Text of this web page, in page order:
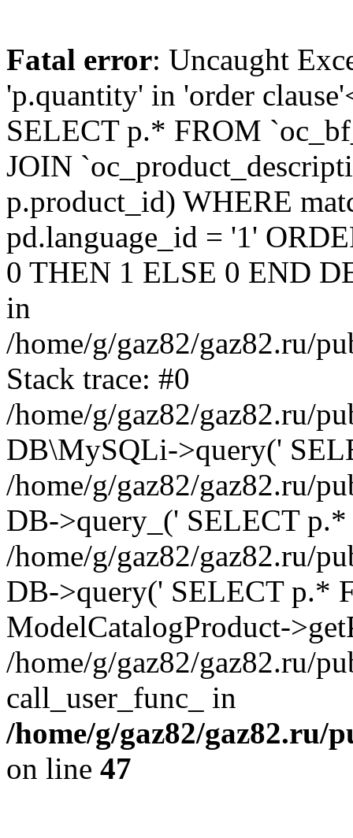
Fatal error: Uncaught
'p.quantity' in 'order
SELECT p.* FROM
JOIN
p.product_id) WHERE
pd.language_id = '1'
0 THEN 1 ELSE 0 END
in
/home/g/gaz82/gaz82.ru/
Stack trace: #0
/home/g/gaz82/gaz82.ru/
DB\MySQLi->query('
/home/g/gaz82/gaz82.ru/
DB->query_(' SELECT
/home/g/gaz82/gaz82.ru/
DB->query(' SELECT p.*
ModelCatalogProduct-
/home/g/gaz82/gaz82.ru/
call_user_func_ in
/home/g/gaz82/
on line 47